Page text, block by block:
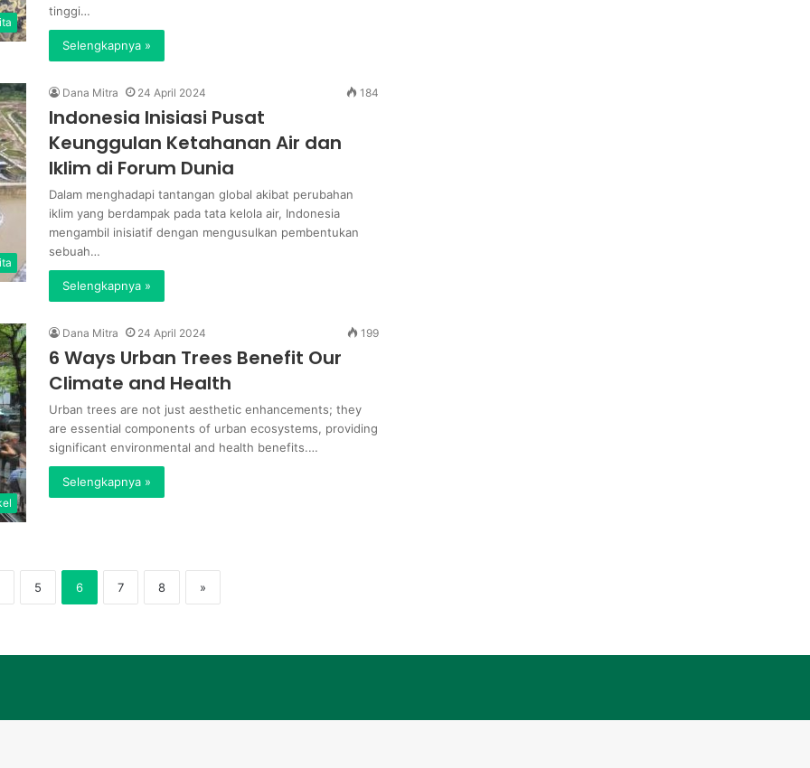
tinggi…
Selengkapnya »
Dana Mitra 24 April 2024 184
Indonesia Inisiasi Pusat
Keunggulan Ketahanan Air dan
Iklim di Forum Dunia
Dalam menghadapi tantangan global akibat perubahan
iklim yang berdampak pada tata kelola air, Indonesia
mengambil inisiatif dengan mengusulkan pembentukan
sebuah…
Selengkapnya »
Dana Mitra 24 April 2024 199
6 Ways Urban Trees Benefit Our
Climate and Health
Urban trees are not just aesthetic enhancements; they
are essential components of urban ecosystems, providing
significant environmental and health benefits.…
Selengkapnya »
5 6 7 8 »